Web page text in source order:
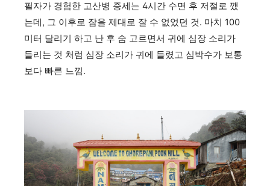
필자가 경험한 고산병 증세는 4시간 수면 후 저절로 깼
는데, 그 이후로 잠을 제대로 잘 수 없었던 것. 마치 100
미터 달리기 하고 난 후 숨 고르면서 귀에 심장 소리가
들리는 것 처럼 심장 소리가 귀에 들렸고 심박수가 보통
보다 빠른 느낌.